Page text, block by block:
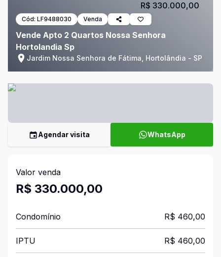
Cód: LF9488030 Venda
Vende Apto 2 Quartos Nossa Senhora
Hortolandia Sp
Jardim Nossa Senhora de Fátima, Hortolândia - SP
R$ 330.000,00
Agendar visita WhatsApp
Valor venda
R$ 330.000,00
Condomínio R$ 460,00
IPTU R$ 460,00